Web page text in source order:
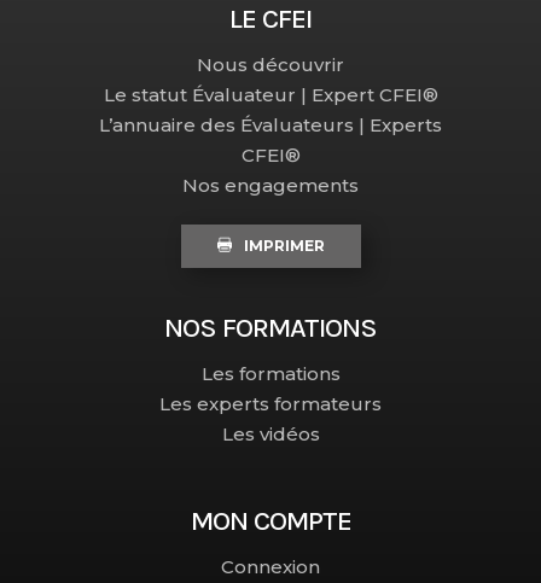
LE CFEI
Nous découvrir
Le statut Évaluateur | Expert CFEI®
L’annuaire des Évaluateurs | Experts
CFEI®
Nos engagements
IMPRIMER
NOS FORMATIONS
Les formations
Les experts formateurs
Les vidéos
MON COMPTE
Connexion